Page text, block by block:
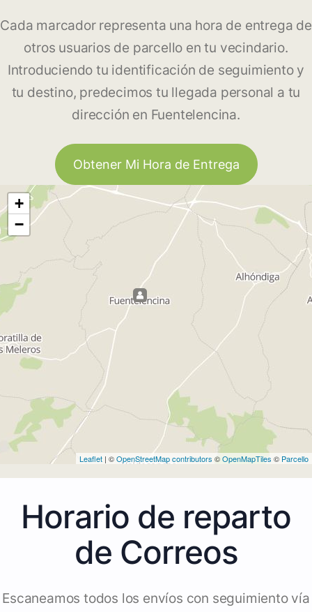
Cada marcador representa una hora de entrega de
otros usuarios de parcello en tu vecindario.
Introduciendo tu identificación de seguimiento y
tu destino, predecimos tu llegada personal a tu
dirección en Fuentelencina.
Obtener Mi Hora de Entrega
+
−
Leaflet | ©OpenStreetMap contributors ©OpenMapTiles © Parcello
Horario de reparto
de Correos
Escaneamos todos los envíos con seguimiento vía